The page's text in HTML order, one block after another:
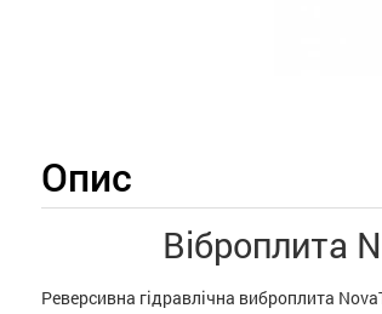
Опис
Віброплита
Реверсивна гідравлічна виброплита